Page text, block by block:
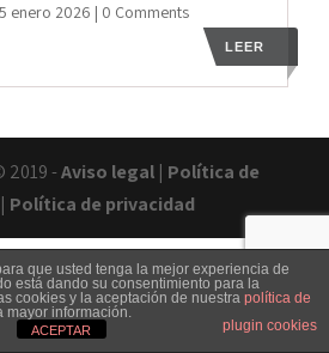
enero 2026 | 0 Comments
LEER
2019 -Aviso legal | Política de
| Política de privacidad
Redes sociales Contacto
que usted tenga la mejor experiencia de
está dando su consentimiento para la
cookies y la aceptación de nuestra política de
mayor información.
plugin cookies
ACEPTAR